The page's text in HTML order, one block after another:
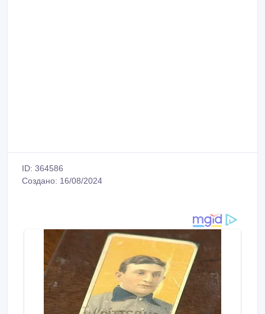
ID: 364586
Создано: 16/08/2024